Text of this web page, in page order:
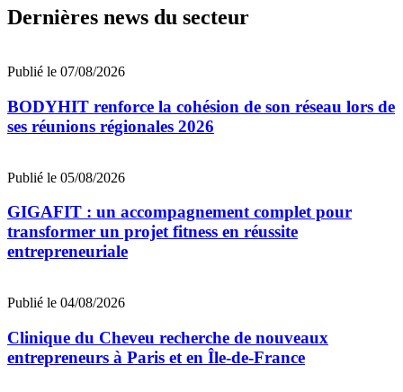
Dernières news du secteur
Publié le 07/08/2026
BODYHIT renforce la cohésion de son réseau lors de
ses réunions régionales 2026
Publié le 05/08/2026
GIGAFIT : un accompagnement complet pour
transformer un projet fitness en réussite
entrepreneuriale
Publié le 04/08/2026
Clinique du Cheveu recherche de nouveaux
entrepreneurs à Paris et en Île-de-France